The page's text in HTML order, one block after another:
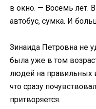
в окно. — Восемь лет.
автобус, сумка. И
Зинаида Петровна не
была уже в том
людей на правильных
что сразу
притворяется.